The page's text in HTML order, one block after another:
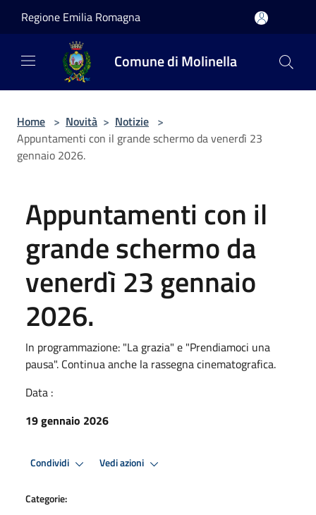
Regione Emilia Romagna
Comune di Molinella
Home > Novità > Notizie >
Appuntamenti con il grande schermo da venerdì 23
gennaio 2026.
Appuntamenti con il
grande schermo da
venerdì 23 gennaio
2026.
In programmazione: "La grazia" e "Prendiamoci una
pausa". Continua anche la rassegna cinematografica.
Data :
19 gennaio 2026
Condividi Vedi azioni
Categorie: